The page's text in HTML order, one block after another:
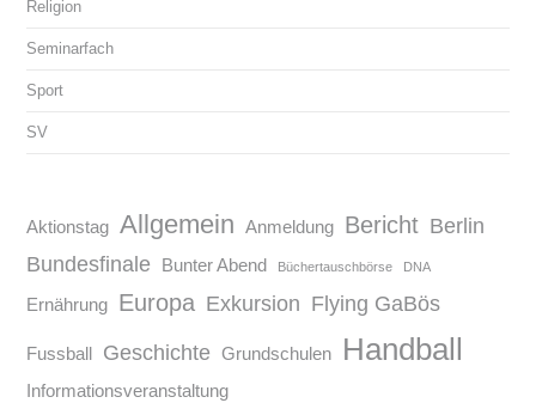
Religion
Seminarfach
Sport
SV
Aktionstag Allgemein Anmeldung Bericht Berlin
Bundesfinale
Bunter Abend Büchertauschbörse DNA
Ernährung Europa Exkursion Flying GaBös
Fussball Geschichte Grundschulen Handball
Informationsveranstaltung